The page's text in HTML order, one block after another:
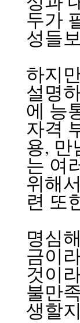
두가
성들
하지
설명
에 능
자격
용, 만
는 여
위해
련 또
명심
금이
것이
불만
생할